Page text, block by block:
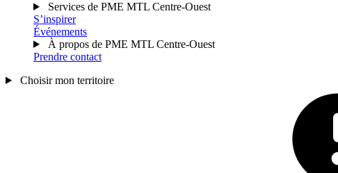
Services de PME MTL Centre-Ouest
S’inspirer
Événements
À propos de PME MTL Centre-Ouest
Prendre contact
Choisir mon territoire